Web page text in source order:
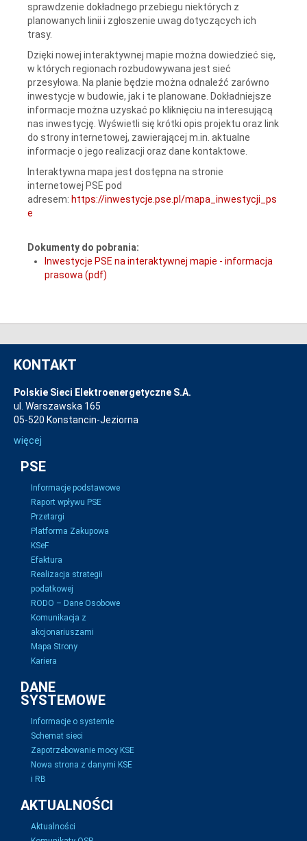
sprawdzenie dokładnego przebiegu niektórych z
planowanych linii i zgłoszenie uwag dotyczących ich
trasy.
Dzięki nowej interaktywnej mapie można dowiedzieć się,
w których regionach rozbudowywana jest sieć
przesyłowa. Na planie będzie można odnaleźć zarówno
inwestycje w budowie, jak i te planowane. Dokładniejsze
informacje można uzyskać po kliknięciu na interesującą
nas inwestycję. Wyświetli się krótki opis projektu oraz link
do strony internetowej, zawierającej m.in. aktualne
informacje o jego realizacji oraz dane kontaktowe.
Interaktywna mapa jest dostępna na stronie
internetowej PSE pod
adresem: https://inwestycje.pse.pl/mapa_inwestycji_ps
e
Dokumenty do pobrania:
Inwestycje PSE na interaktywnej mapie - informacja
prasowa (pdf)
KONTAKT
Polskie Sieci Elektroenergetyczne S.A.
ul. Warszawska 165
05-520 Konstancin-Jeziorna
więcej
PSE
Informacje podstawowe
Raport wpływu PSE
Przetargi
Platforma Zakupowa
KSeF
Efaktura
Realizacja strategii
podatkowej
RODO – Dane Osobowe
Komunikacja z
akcjonariuszami
Mapa Strony
Kariera
DANE
SYSTEMOWE
Informacje o systemie
Schemat sieci
Zapotrzebowanie mocy KSE
Nowa strona z danymi KSE
i RB
AKTUALNOŚCI
Aktualności